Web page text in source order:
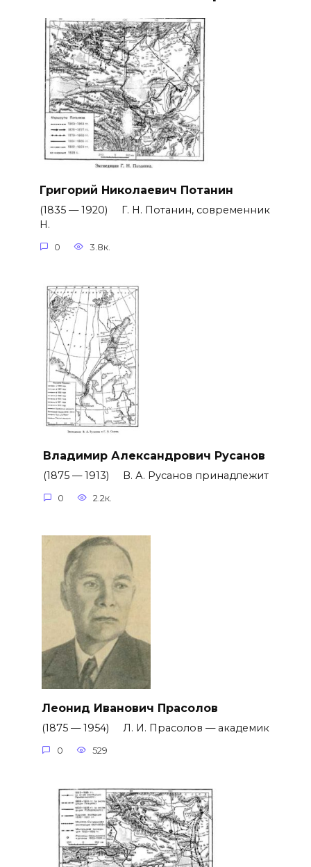
Григорий Николаевич Потанин
(1835 — 1920) Г. Н. Потанин, современник
Н.
0 3.8к.
Владимир Александрович Русанов
(1875 — 1913) В. А. Русанов принадлежит
0 2.2к.
Леонид Иванович Прасолов
(1875 — 1954) Л. И. Прасолов — академик
0 529